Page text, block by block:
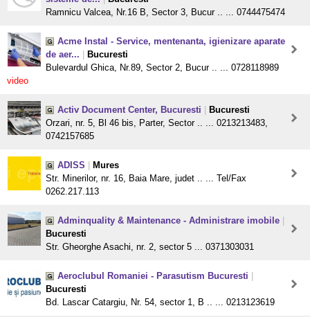
Ramnicu Valcea, Nr.16 B, Sector 3, Bucur .. ... 0744475474
Acme Instal - Service, mentenanta, igienizare aparate
de aer...
Bucuresti
Bulevardul Ghica, Nr.89, Sector 2, Bucur .. ... 0728118989
video
Activ Document Center, Bucuresti
Bucuresti
Orzari, nr. 5, Bl 46 bis, Parter, Sector .. ... 0213213483,
0742157685
ADISS
Mures
Str. Minerilor, nr. 16, Baia Mare, judet .. ... Tel/Fax
0262.217.113
Adminquality & Maintenance - Administrare imobile
Bucuresti
Str. Gheorghe Asachi, nr. 2, sector 5 ... 0371303031
Aeroclubul Romaniei - Parasutism Bucuresti
Bucuresti
Bd. Lascar Catargiu, Nr. 54, sector 1, B .. ... 0213123619